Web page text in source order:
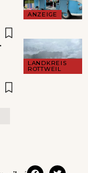
ANZEIGE
LANDKREIS
ROTTWEIL